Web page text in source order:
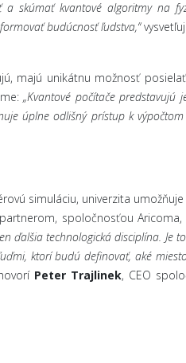
a skúmať kvantové algoritmy na
budúcnosť ľudstva,“
majú unikátnu možnosť
„Kvantové počítače predstavujú
úplne odlišný prístup k
simuláciu, univerzita
spoločnosťou
ďalšia technologická disciplína. Je
ktorí budú definovať, aké
Peter Trajlinek, CEO